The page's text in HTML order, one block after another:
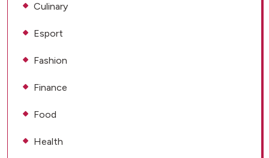
Culinary
Esport
Fashion
Finance
Food
Health